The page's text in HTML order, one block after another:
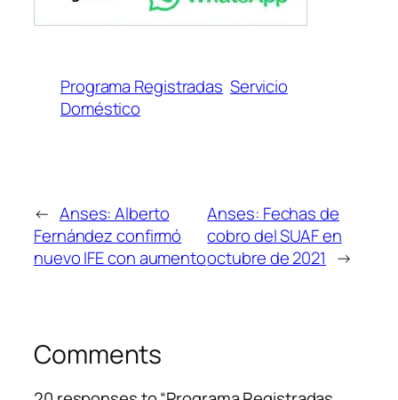
Programa Registradas Servicio
Doméstico
← Anses: Alberto
Fernández confirmó
nuevo IFE con aumento
Anses: Fechas de
cobro del SUAF en
octubre de 2021 →
Comments